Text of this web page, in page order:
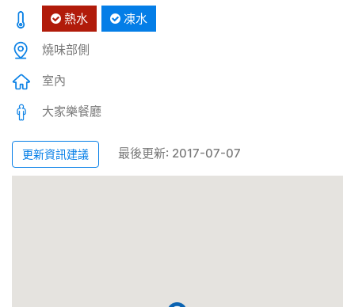
熱水 凍水
燒味部側
室內
大家樂餐廳
更新資訊建議 最後更新: 2017-07-07